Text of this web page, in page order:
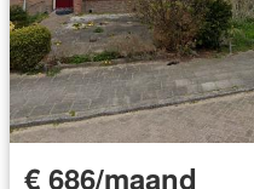
€ 686/maand